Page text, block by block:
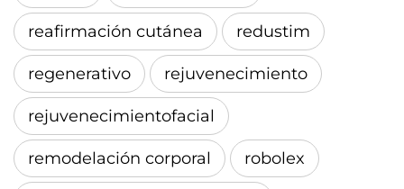
reafirmación cutánea redustim
regenerativo rejuvenecimiento
rejuvenecimientofacial
remodelación corporal robolex